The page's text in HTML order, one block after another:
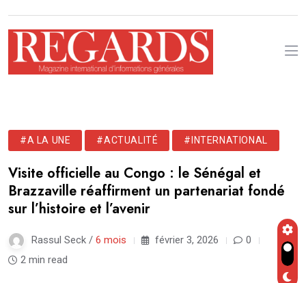
#A LA UNE #ACTUALITÉ #INTERNATIONAL
Visite officielle au Congo : le Sénégal et
Brazzaville réaffirment un partenariat fondé
sur l’histoire et l’avenir
Rassul Seck / 6 mois février 3, 2026
0
2 min read